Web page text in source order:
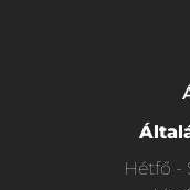
Hétfő -